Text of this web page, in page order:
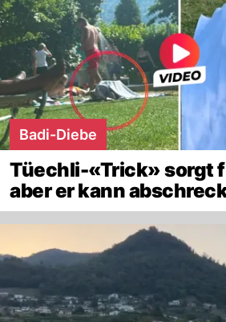
Badi-Diebe
Tüechli-«Trick» sorgt
aber er kann